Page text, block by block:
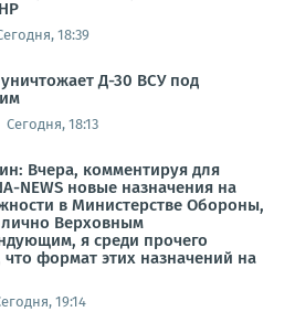
18:39
Д-30 ВСУ под
Сегодня, 18:13
Вчера, комментируя для
NEWS новые назначения на
в Министерстве Обороны,
Верховным
я среди прочего
что формат этих назначений на
19:14